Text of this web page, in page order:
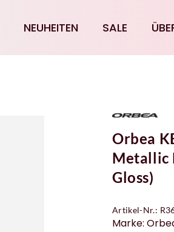
NEUHEITEN SALE
Orbea
Metallic
Gloss)
Artikel-Nr.:
Marke: